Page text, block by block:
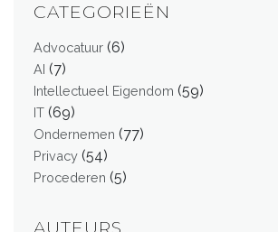
CATEGORIEËN
Advocatuur (6)
AI (7)
Intellectueel Eigendom (59)
IT (69)
Ondernemen (77)
Privacy (54)
Procederen (5)